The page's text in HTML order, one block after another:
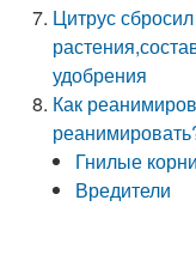
Цитрус
удобрения
Как
Гнилые корни
Вредители